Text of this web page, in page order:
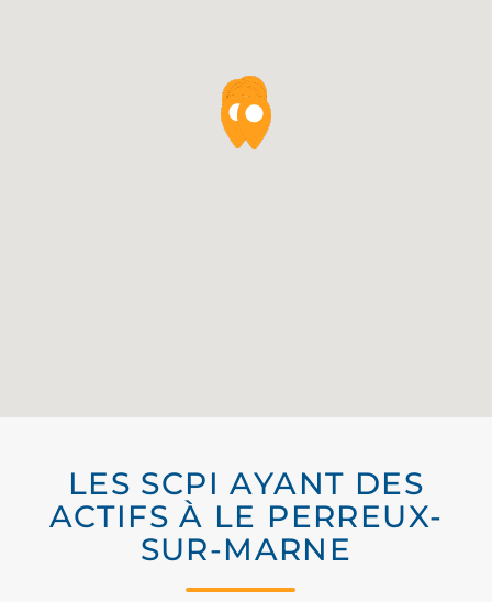
LES SCPI AYANT DES
ACTIFS À LE PERREUX-
SUR-MARNE